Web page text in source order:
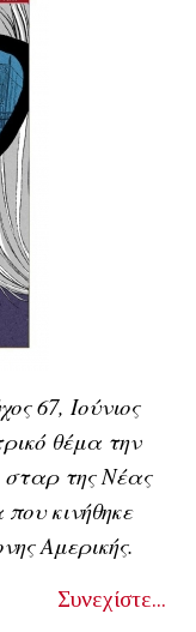
67, Ιούνιος
θέμα την
σταρ της Νέας
κινήθηκε
Αμερικής.
Συνεχίστε...